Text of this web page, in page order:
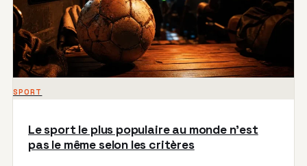
SPORT
Le sport le plus populaire au monde n’est
pas le même selon les critères